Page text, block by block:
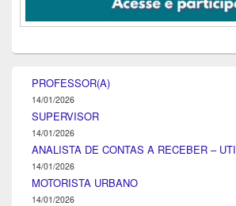
PROFESSOR(A)
14/01/2026
SUPERVISOR
14/01/2026
ANALISTA DE CONTAS A RECEBER – UTI
14/01/2026
MOTORISTA URBANO
14/01/2026